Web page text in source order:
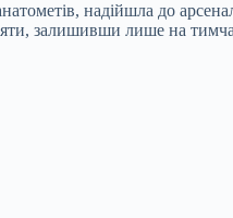
надійшла до
залишивши лише на